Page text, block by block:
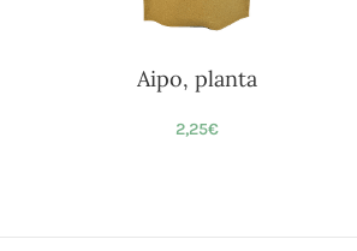
Aipo, planta
2,25€